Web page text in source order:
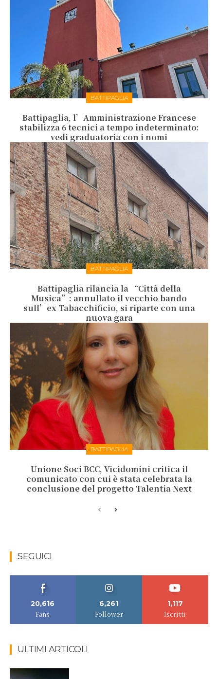
BATTIPAGLIA
Battipaglia, l’Amministrazione Francese
stabilizza 6 tecnici a tempo indeterminato:
vedi graduatoria con i nomi
BATTIPAGLIA
Battipaglia rilancia la “Città della
Musica”: annullato il vecchio bando
sull’ex Tabacchificio, si riparte con una
nuova gara
BATTIPAGLIA
Unione Soci BCC, Vicidomini critica il
comunicato con cui è stata celebrata la
conclusione del progetto Talentia Next
SEGUICI
20,616
Fans
6,261
Follower
1,117
Iscritti
ULTIMI ARTICOLI